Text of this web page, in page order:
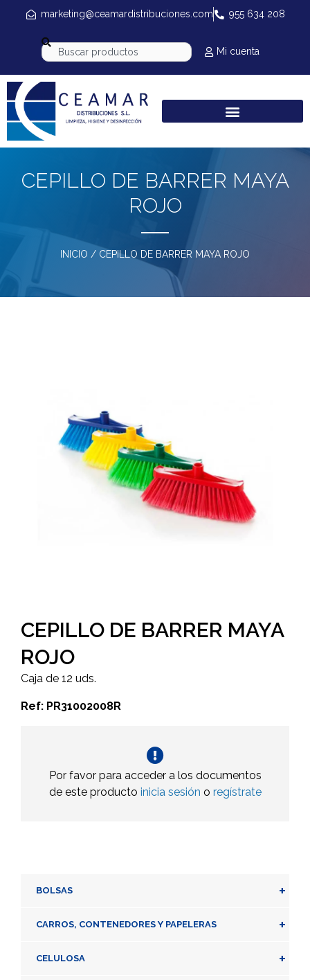
marketing@ceamardistribuciones.com 955 634 208
Mi cuenta
CEPILLO DE BARRER MAYA
ROJO
INICIO / CEPILLO DE BARRER MAYA ROJO
+
BOLSAS
+
CARROS, CONTENEDORES Y PAPELERAS
+
CELULOSA
CEPILLO DE BARRER MAYA
ROJO
Caja de 12 uds.
Ref: PR31002008R
Por favor para acceder a los documentos
de este producto inicia sesión o regístrate